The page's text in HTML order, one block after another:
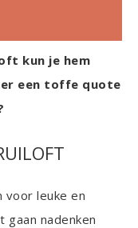
kun je hem
een toffe quote
leuke en
nadenken